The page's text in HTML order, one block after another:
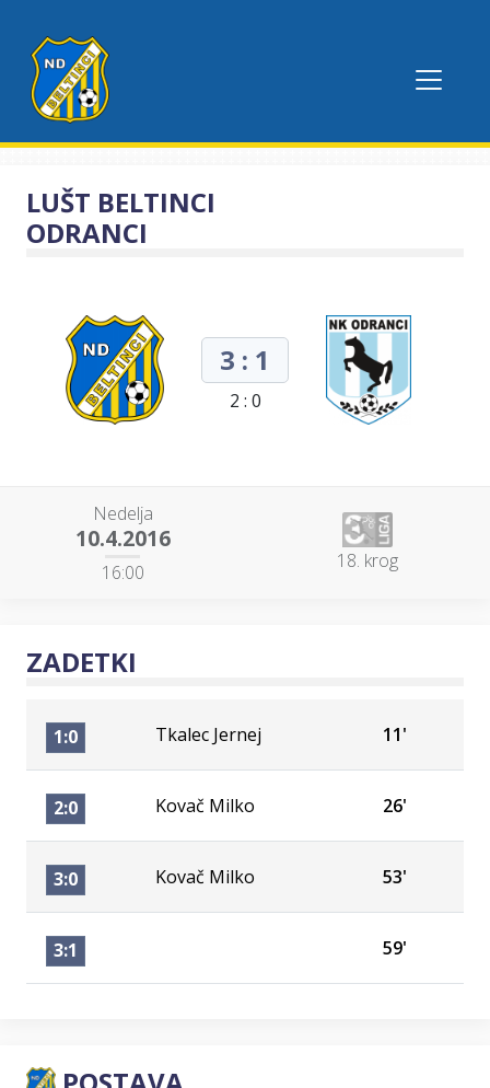
LUŠT BELTINCI
ODRANCI
3 : 1
2 : 0
Nedelja
10.4.2016
16:00 18. krog
ZADETKI
1:0 Tkalec Jernej 11'
2:0 Kovač Milko 26'
3:0 Kovač Milko 53'
3:1 59'